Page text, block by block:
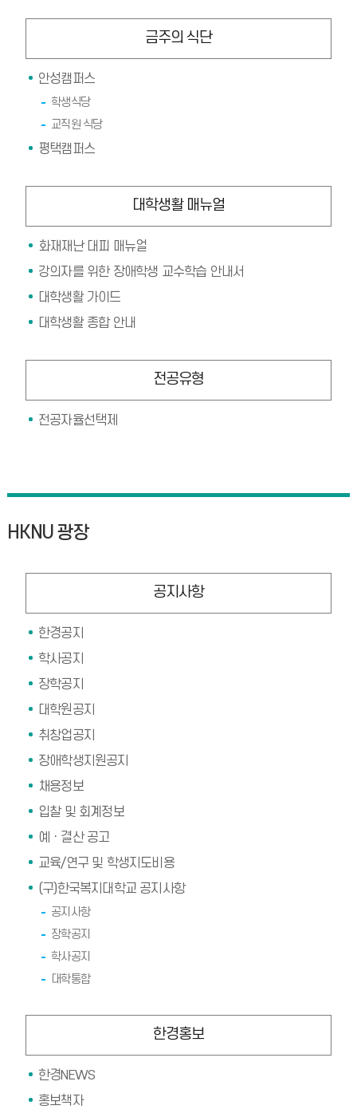
금주의 식단
안성캠퍼스
학생식당
교직원 식당
평택캠퍼스
대학생활 매뉴얼
화재재난 대피 매뉴얼
강의자를 위한 장애학생 교수학습 안내서
대학생활 가이드
대학생활 종합 안내
전공유형
전공자율선택제
HKNU 광장
공지사항
한경공지
학사공지
장학공지
대학원공지
취창업공지
장애학생지원공지
채용정보
입찰 및 회계정보
예ㆍ결산 공고
교육/연구 및 학생지도비용
(구)한국복지대학교 공지사항
공지사항
장학공지
학사공지
대학통합
한경홍보
한경NEWS
홍보책자